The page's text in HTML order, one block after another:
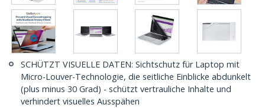
SCHÜTZT VISUELLE DATEN: Sichtschutz für Laptop mit
Micro-Louver-Technologie, die seitliche Einblicke abdunkelt
(plus minus 30 Grad) - schützt vertrauliche Inhalte und
verhindert visuelles Ausspähen